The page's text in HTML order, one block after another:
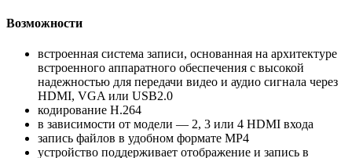
Возможности
встроенная система записи, основанная на архитектуре
встроенного аппаратного обеспечения с высокой
надежностью для передачи видео и аудио сигнала через
HDMI, VGA или USB2.0
кодирование H.264
в зависимости от модели — 2, 3 или 4 HDMI входа
запись файлов в удобном формате MP4
устройство поддерживает отображение и запись в